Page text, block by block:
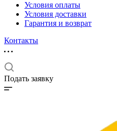
Условия оплаты
Условия доставки
Гарантия и возврат
Контакты
Подать заявку